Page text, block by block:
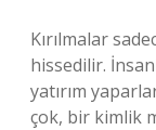
Kırılmalar
hissedilir.
yatırım
çok, bir kimlik